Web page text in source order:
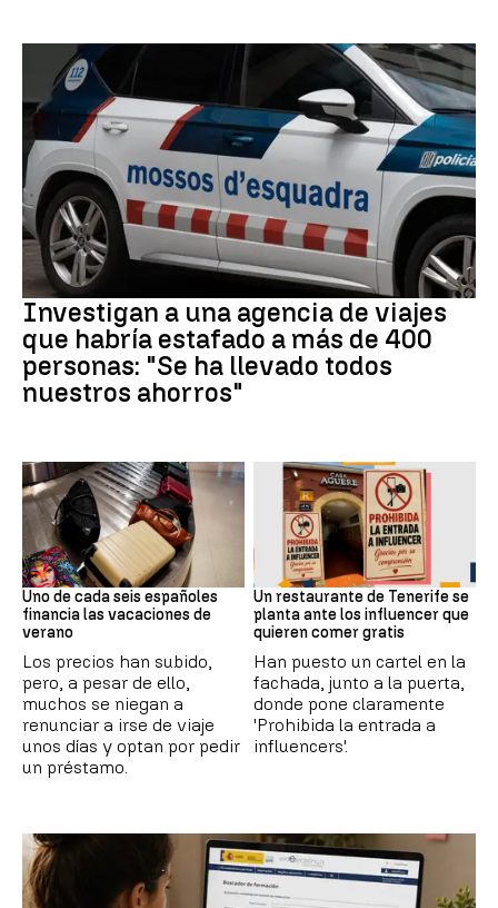
Estafa
Investigan a una agencia de viajes
que habría estafado a más de 400
personas: "Se ha llevado todos
nuestros ahorros"
Subida precios
Uno de cada seis españoles
financia las vacaciones de
verano
Los precios han subido,
pero, a pesar de ello,
muchos se niegan a
renunciar a irse de viaje
unos días y optan por pedir
un préstamo.
Redes Sociales
Un restaurante de Tenerife se
planta ante los influencer que
quieren comer gratis
Han puesto un cartel en la
fachada, junto a la puerta,
donde pone claramente
'Prohibida la entrada a
influencers'.